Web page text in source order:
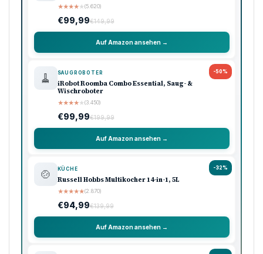
★★★★★(5.620)
€99,99€149,99
Auf Amazon ansehen →
-50%
🧹 SAUGROBOTER
iRobot Roomba Combo Essential, Saug- &
Wischroboter
★★★★★(3.450)
€99,99€199,99
Auf Amazon ansehen →
-32%
🍲 KÜCHE
Russell Hobbs Multikocher 14-in-1, 5L
★★★★★(2.870)
€94,99€139,99
Auf Amazon ansehen →